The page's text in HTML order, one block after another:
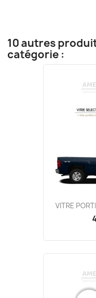
10 autres
catégorie :
VITRE